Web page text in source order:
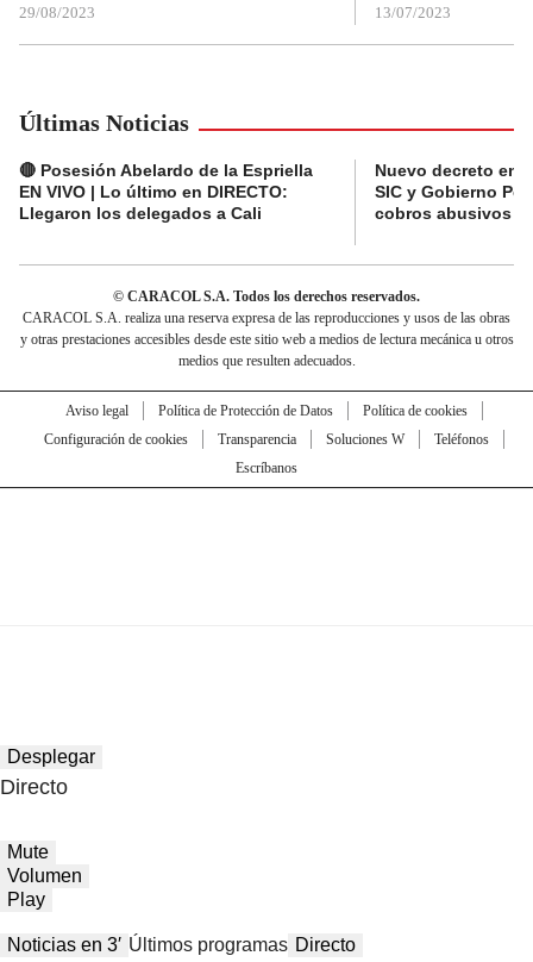
29/08/2023 13/07/2023
Últimas Noticias
🔴 Posesión Abelardo de la Espriella
EN VIVO | Lo último en DIRECTO:
Llegaron los delegados a Cali
Nuevo decreto en
SIC y Gobierno
cobros abusivos y
© CARACOL S.A. Todos los derechos reservados.
CARACOL S.A. realiza una reserva expresa de las reproducciones y usos de las obras
y otras prestaciones accesibles desde este sitio web a medios de lectura mecánica u otros
medios que resulten adecuados.
Aviso legal Política de Protección de Datos
Política de cookies
Configuración de cookies
Transparencia Soluciones W
Teléfonos
Escríbanos
Desplegar
Directo
Mute
Volumen
Play
Noticias en 3′ Últimos programas Directo